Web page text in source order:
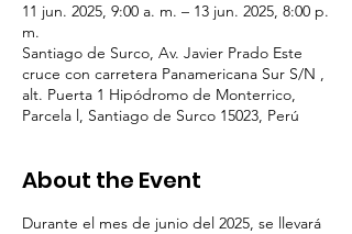
11 jun. 2025, 9:00 a. m. – 13 jun. 2025, 8:00 p.
m.
Santiago de Surco, Av. Javier Prado Este
cruce con carretera Panamericana Sur S/N ,
alt. Puerta 1 Hipódromo de Monterrico,
Parcela l, Santiago de Surco 15023, Perú
About the Event
Durante el mes de junio del 2025, se llevará